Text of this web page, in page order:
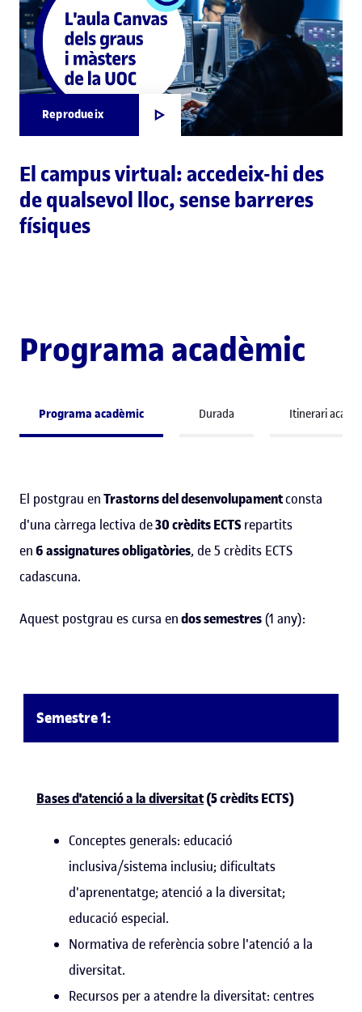
Reprodueix
El campus virtual: accedeix-hi des
de qualsevol lloc, sense barreres
físiques
Programa acadèmic
Programa acadèmic Durada Itinerari
El postgrau enTrastorns del desenvolupamentconsta
d'una càrrega lectiva de30 crèdits ECTSrepartits
en6 assignatures obligatòries, de 5 crèdits ECTS
cadascuna.
Aquest postgrau es cursa endos semestres(1 any):
Semestre 1:
Bases d'atenció a la diversitat(5 crèdits ECTS)
Conceptes generals: educació
inclusiva/sistema inclusiu; dificultats
d'aprenentatge; atenció a la diversitat;
educació especial.
Normativa de referència sobre l'atenció a la
diversitat.
Recursos per a atendre la diversitat: centres